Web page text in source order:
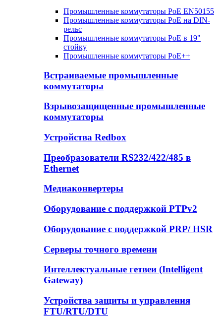
Промышленные коммутаторы PoE EN50155
Промышленные коммутаторы PoE на DIN-
рельс
Промышленные коммутаторы PoE в 19"
стойку
Промышленные коммутаторы PoE++
Встраиваемые промышленные
коммутаторы
Взрывозащищенные промышленные
коммутаторы
Устройства Redbox
Преобразователи RS232/422/485 в
Ethernet
Медиаконвертеры
Оборудование с поддержкой PTPv2
Оборудование с поддержкой PRP/ HSR
Серверы точного времени
Интеллектуальные гетвеи (Intelligent
Gateway)
Устройства защиты и управления
FTU/RTU/DTU